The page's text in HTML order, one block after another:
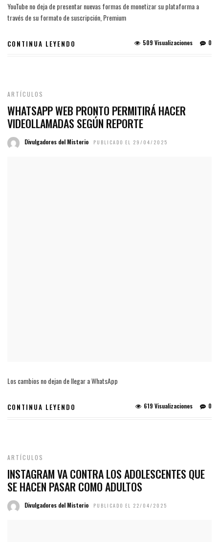
YouTube no deja de presentar nuevas formas de monetizar su plataforma a
través de su formato de suscripción, Premium
CONTINUA LEYENDO 0
509 Visualizaciones
ARTÍCULOS
WHATSAPP WEB PRONTO PERMITIRÁ HACER
VIDEOLLAMADAS SEGÚN REPORTE
Divulgadores del Misterio PUBLICADO EL 29/04/2025
Los cambios no dejan de llegar a WhatsApp
CONTINUA LEYENDO 0
619 Visualizaciones
ARTÍCULOS
INSTAGRAM VA CONTRA LOS ADOLESCENTES QUE
SE HACEN PASAR COMO ADULTOS
Divulgadores del Misterio PUBLICADO EL 22/04/2025